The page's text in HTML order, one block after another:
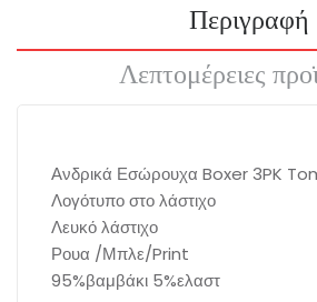
Περιγραφή
Λεπτομέρειες
Ανδρικά Εσώρουχα Boxer 3PK
Λογότυπο στο λάστιχο
Λευκό λάστιχο
Ρουα /Μπλε/Print
95%βαμβάκι 5%ελαστ